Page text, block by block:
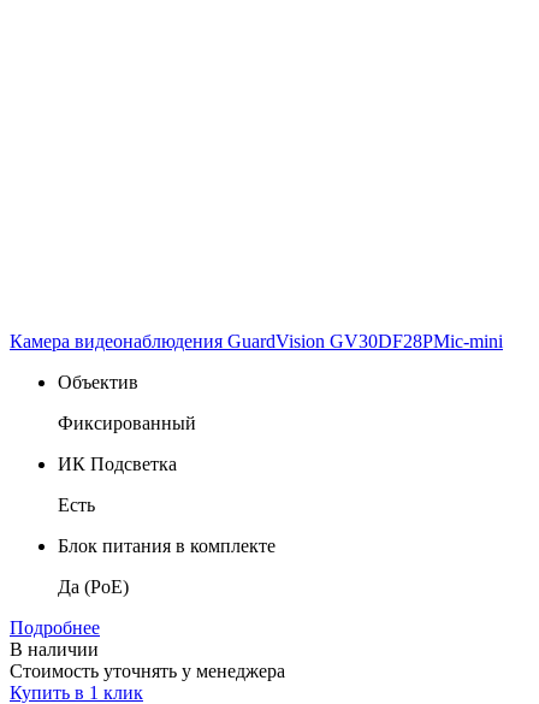
Камера видеонаблюдения GuardVision GV30DF28PMic-mini
Объектив
Фиксированный
ИК Подсветка
Есть
Блок питания в комплекте
Да (PoE)
Подробнее
В наличии
Стоимость уточнять у менеджера
Купить в 1 клик